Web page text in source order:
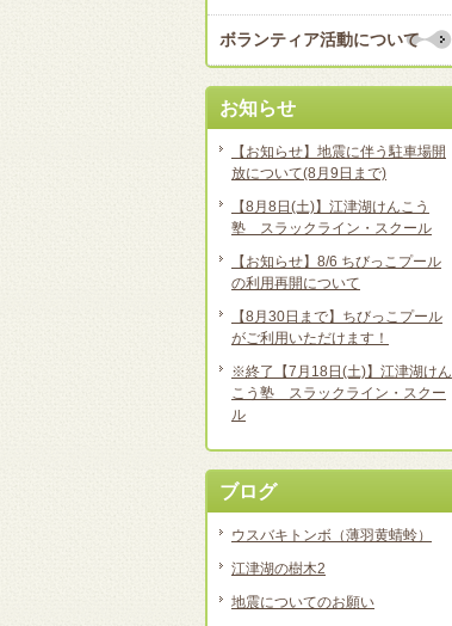
ボランティア活動について
お知らせ
【お知らせ】地震に伴う駐車場開
放について(8月9日まで)
【8月8日(土)】江津湖けんこう
塾 スラックライン・スクール
【お知らせ】8/6 ちびっこプール
の利用再開について
【8月30日まで】ちびっこプール
がご利用いただけます！
※終了【7月18日(土)】江津湖けん
こう塾 スラックライン・スクー
ル
ブログ
ウスバキトンボ（薄羽黄蜻蛉）
江津湖の樹木2
地震についてのお願い